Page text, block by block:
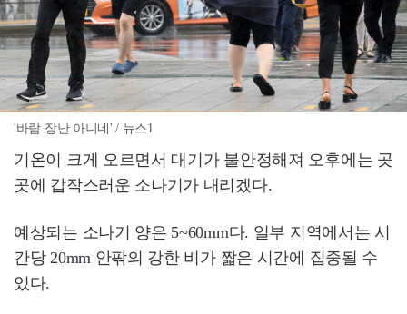
'바람 장난 아니네' / 뉴스1
기온이 크게 오르면서 대기가 불안정해져 오후에는 곳
곳에 갑작스러운 소나기가 내리겠다.
예상되는 소나기 양은 5~60mm다. 일부 지역에서는 시
간당 20mm 안팎의 강한 비가 짧은 시간에 집중될 수
있다.